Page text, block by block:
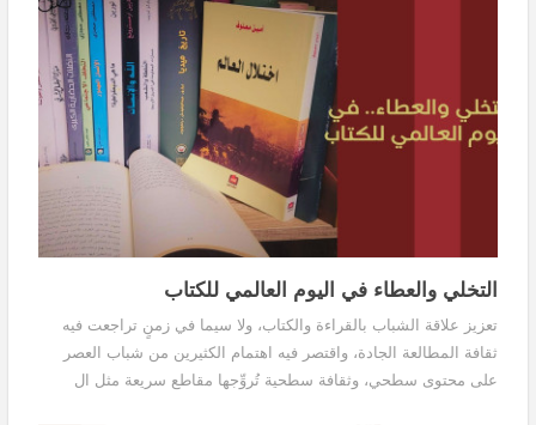
التخلي والعطاء في اليوم العالمي للكتاب
تعزيز علاقة الشباب بالقراءة والكتاب، ولا سيما في زمنٍ تراجعت فيه
ثقافة المطالعة الجادة، واقتصر فيه اهتمام الكثيرين من شباب العصر
على محتوى سطحي، وثقافة سطحية تُروِّجها مقاطع سريعة مثل ال